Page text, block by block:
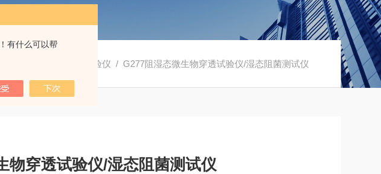
有什么可以帮
阻湿态微生物穿透试验仪 / G277阻湿态微生物穿透试验仪/湿态阻菌测试仪
物穿透试验仪/湿态阻菌测试仪